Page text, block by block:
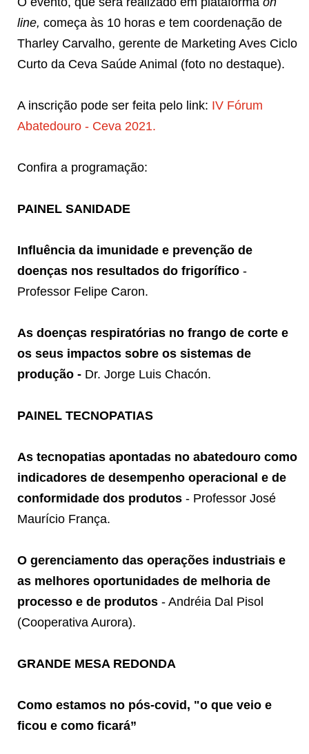
line, começa às 10 horas e tem coordenação de
Tharley Carvalho, gerente de Marketing Aves Ciclo
Curto da Ceva Saúde Animal (foto no destaque).
A inscrição pode ser feita pelo link: IV Fórum
Abatedouro - Ceva 2021.
Confira a programação:
PAINEL SANIDADE
Influência da imunidade e prevenção de
doenças nos resultados do frigorífico -
Professor Felipe Caron.
As doenças respiratórias no frango de corte e
os seus impactos sobre os sistemas de
produção - Dr. Jorge Luis Chacón.
PAINEL TECNOPATIAS
As tecnopatias apontadas no abatedouro como
indicadores de desempenho operacional e de
conformidade dos produtos - Professor José
Maurício França.
O gerenciamento das operações industriais e
as melhores oportunidades de melhoria de
processo e de produtos - Andréia Dal Pisol
(Cooperativa Aurora).
GRANDE MESA REDONDA
Como estamos no pós-covid, "o que veio e
ficou e como ficará”